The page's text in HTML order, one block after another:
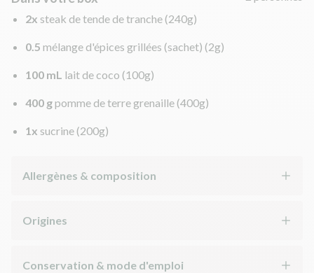
2x steak de tende de tranche (240g)
0.5 mélange d'épices grillées (sachet) (2g)
100 mL lait de coco (100g)
400 gpomme de terre grenaille (400g)
1x sucrine (200g)
Allergènes & composition
Origines
Conservation & mode d'emploi